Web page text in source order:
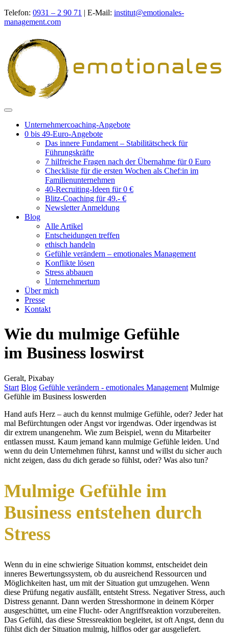
Telefon: 0931 – 2 90 71 | E-Mail: institut@emotionales-
management.com
Unternehmercoaching-Angebote
0 bis 49-Euro-Angebote
Das innere Fundament – Stabilitätscheck für
Führungskräfte
7 hilfreiche Fragen nach der Übernahme für 0 Euro
Checkliste für die ersten Wochen als Chef:in im
Familienunternehmen
40-Recruiting-Ideen für 0 €
Blitz-Coaching für 49.- €
Newsletter Anmeldung
Blog
Alle Artikel
Entscheidungen treffen
ethisch handeln
Gefühle verändern – emotionales Management
Konflikte lösen
Stress abbauen
Unternehmertum
Über mich
Presse
Kontakt
Wie du mulmige Gefühle
im Business loswirst
Geralt, Pixabay
Start Blog Gefühle verändern - emotionales Management Mulmige
Gefühle im Business loswerden
Hand aufs Herz – auch du kennst mulmige Gefühle, oder? Jeder hat
mal Befürchtungen oder Angst vor irgendwas. Oder irgendwas ist
dir extrem unangenehm. Wie zum Beispiel, wenn du Mitarbeiter
entlassen musst. Kaum jemand kann mulmige Gefühle leiden. Und
wenn du dein Unternehmen führst, kannst und willst du sicher auch
nicht zeigen, dass du dich gerade so fühlst, oder? Was also tun?
Mulmige Gefühle im
Business entstehen durch
Stress
Wenn du in eine schwierige Situation kommst, entscheidet dein
inneres Bewertungssystem, ob du ausreichend Ressourcen und
Möglichkeiten hast, um mit der Situation gut umzugehen. Wenn
diese Prüfung negativ ausfällt, entsteht Stress. Negativer Stress, auch
Distress genannt. Dann werden Stresshormone in deinem Körper
ausgeschüttet, um eine Flucht- oder Angriffsreaktion vorzubereiten.
Das Gefühl, das diese Stressreaktion begleitet, ist oft Angst, denn du
fühlst dich der Situation mulmig, hilflos oder gar ausgeliefert.